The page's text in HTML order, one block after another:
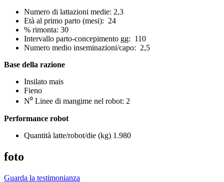
Numero di lattazioni medie: 2,3
Età al primo parto (mesi): 24
% rimonta: 30
Intervallo parto-concepimento gg: 110
Numero medio inseminazioni/capo: 2,5
Base della razione
Insilato mais
Fieno
N⁰ Linee di mangime nel robot: 2
Performance robot
Quantità latte/robot/die (kg) 1.980
foto
Guarda la testimonianza